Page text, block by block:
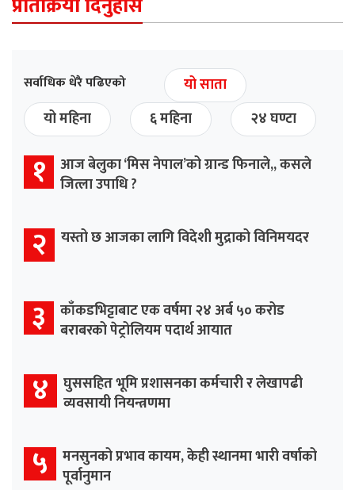
सर्वाधिक धेरै पढिएको
यो साता
यो महिना
६ महिना २४ घण्टा
१
आज बेलुका ‘मिस नेपाल’को ग्रान्ड फिनाले,, कसले
जित्ला उपाधि ?
२ यस्तो छ आजका लागि विदेशी मुद्राको विनिमयदर
३
काँकडभिट्टाबाट एक वर्षमा २४ अर्ब ५० करोड
बराबरको पेट्रोलियम पदार्थ आयात
४
घुससहित भूमि प्रशासनका कर्मचारी र लेखापढी
व्यवसायी नियन्त्रणमा
५
मनसुनको प्रभाव कायम, केही स्थानमा भारी वर्षाको
पूर्वानुमान